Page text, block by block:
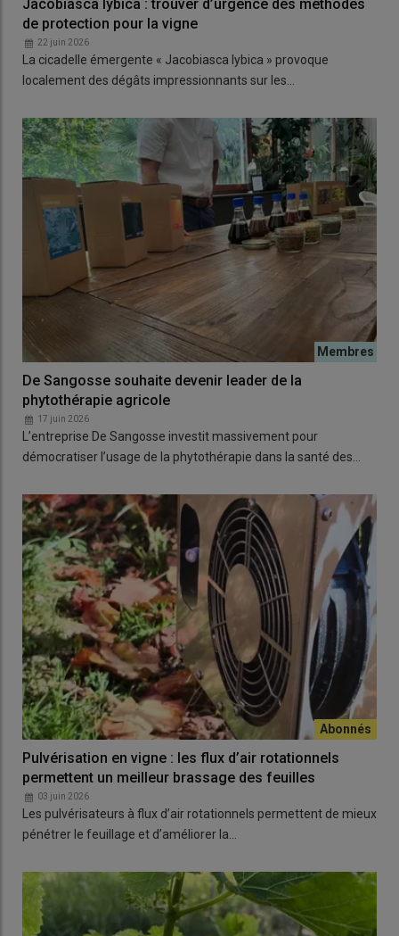
Jacobiasca lybica : trouver d’urgence des méthodes
de protection pour la vigne
22 juin 2026
La cicadelle émergente « Jacobiasca lybica » provoque
localement des dégâts impressionnants sur les…
De Sangosse souhaite devenir leader de la
phytothérapie agricole
17 juin 2026
L’entreprise De Sangosse investit massivement pour
démocratiser l’usage de la phytothérapie dans la santé des…
Pulvérisation en vigne : les flux d’air rotationnels
permettent un meilleur brassage des feuilles
03 juin 2026
Les pulvérisateurs à flux d’air rotationnels permettent de mieux
pénétrer le feuillage et d’améliorer la…